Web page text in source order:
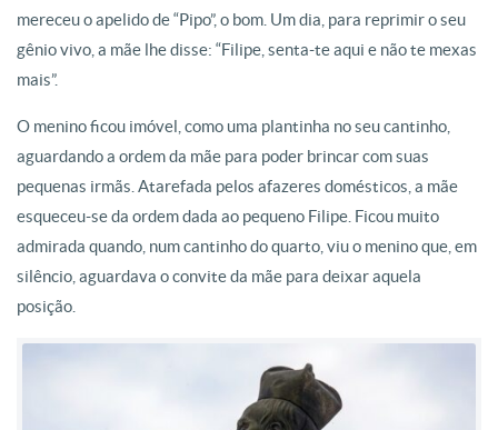
mereceu o apelido de “Pipo”, o bom. Um dia, para reprimir o seu
gênio vivo, a mãe lhe disse: “Filipe, senta-te aqui e não te mexas
mais”.
O menino ficou imóvel, como uma plantinha no seu cantinho,
aguardando a ordem da mãe para poder brincar com suas
pequenas irmãs. Atarefada pelos afazeres domésticos, a mãe
esqueceu-se da ordem dada ao pequeno Filipe. Ficou muito
admirada quando, num cantinho do quarto, viu o menino que, em
silêncio, aguardava o convite da mãe para deixar aquela
posição.